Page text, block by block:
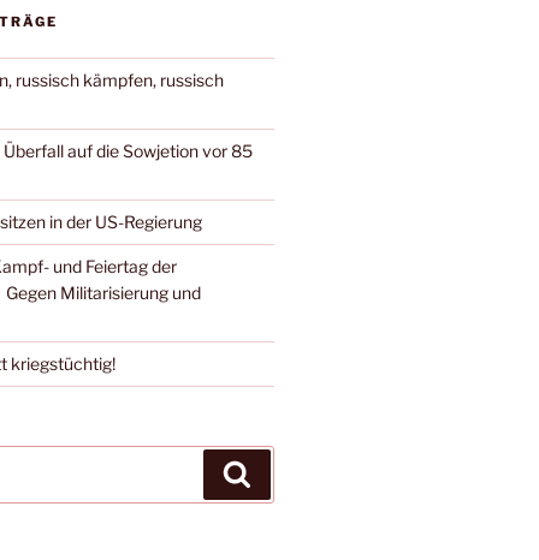
russisch kämpfen, russisch
auf die Sowjetion vor 85
in der US-Regierung
und Feiertag der
Militarisierung und
kriegstüchtig!